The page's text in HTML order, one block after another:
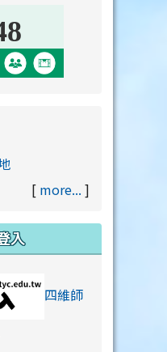
[ more... ]
入
四維師
to https://